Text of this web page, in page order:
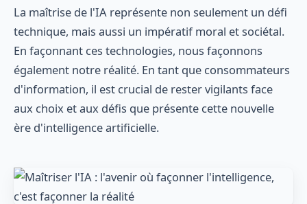
La maîtrise de l'IA représente non seulement un défi
technique, mais aussi un impératif moral et sociétal.
En façonnant ces technologies, nous façonnons
également notre réalité. En tant que consommateurs
d'information, il est crucial de rester vigilants face
aux choix et aux défis que présente cette nouvelle
ère d'intelligence artificielle.